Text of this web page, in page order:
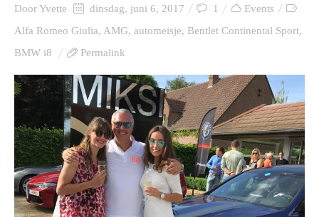
DoorYvette dinsdag, juni 6, 2017 1
Events
Alfa Romeo Giulia, AMG, automeisje, Bentlet Continental Sport,
BMW i8
Permalink